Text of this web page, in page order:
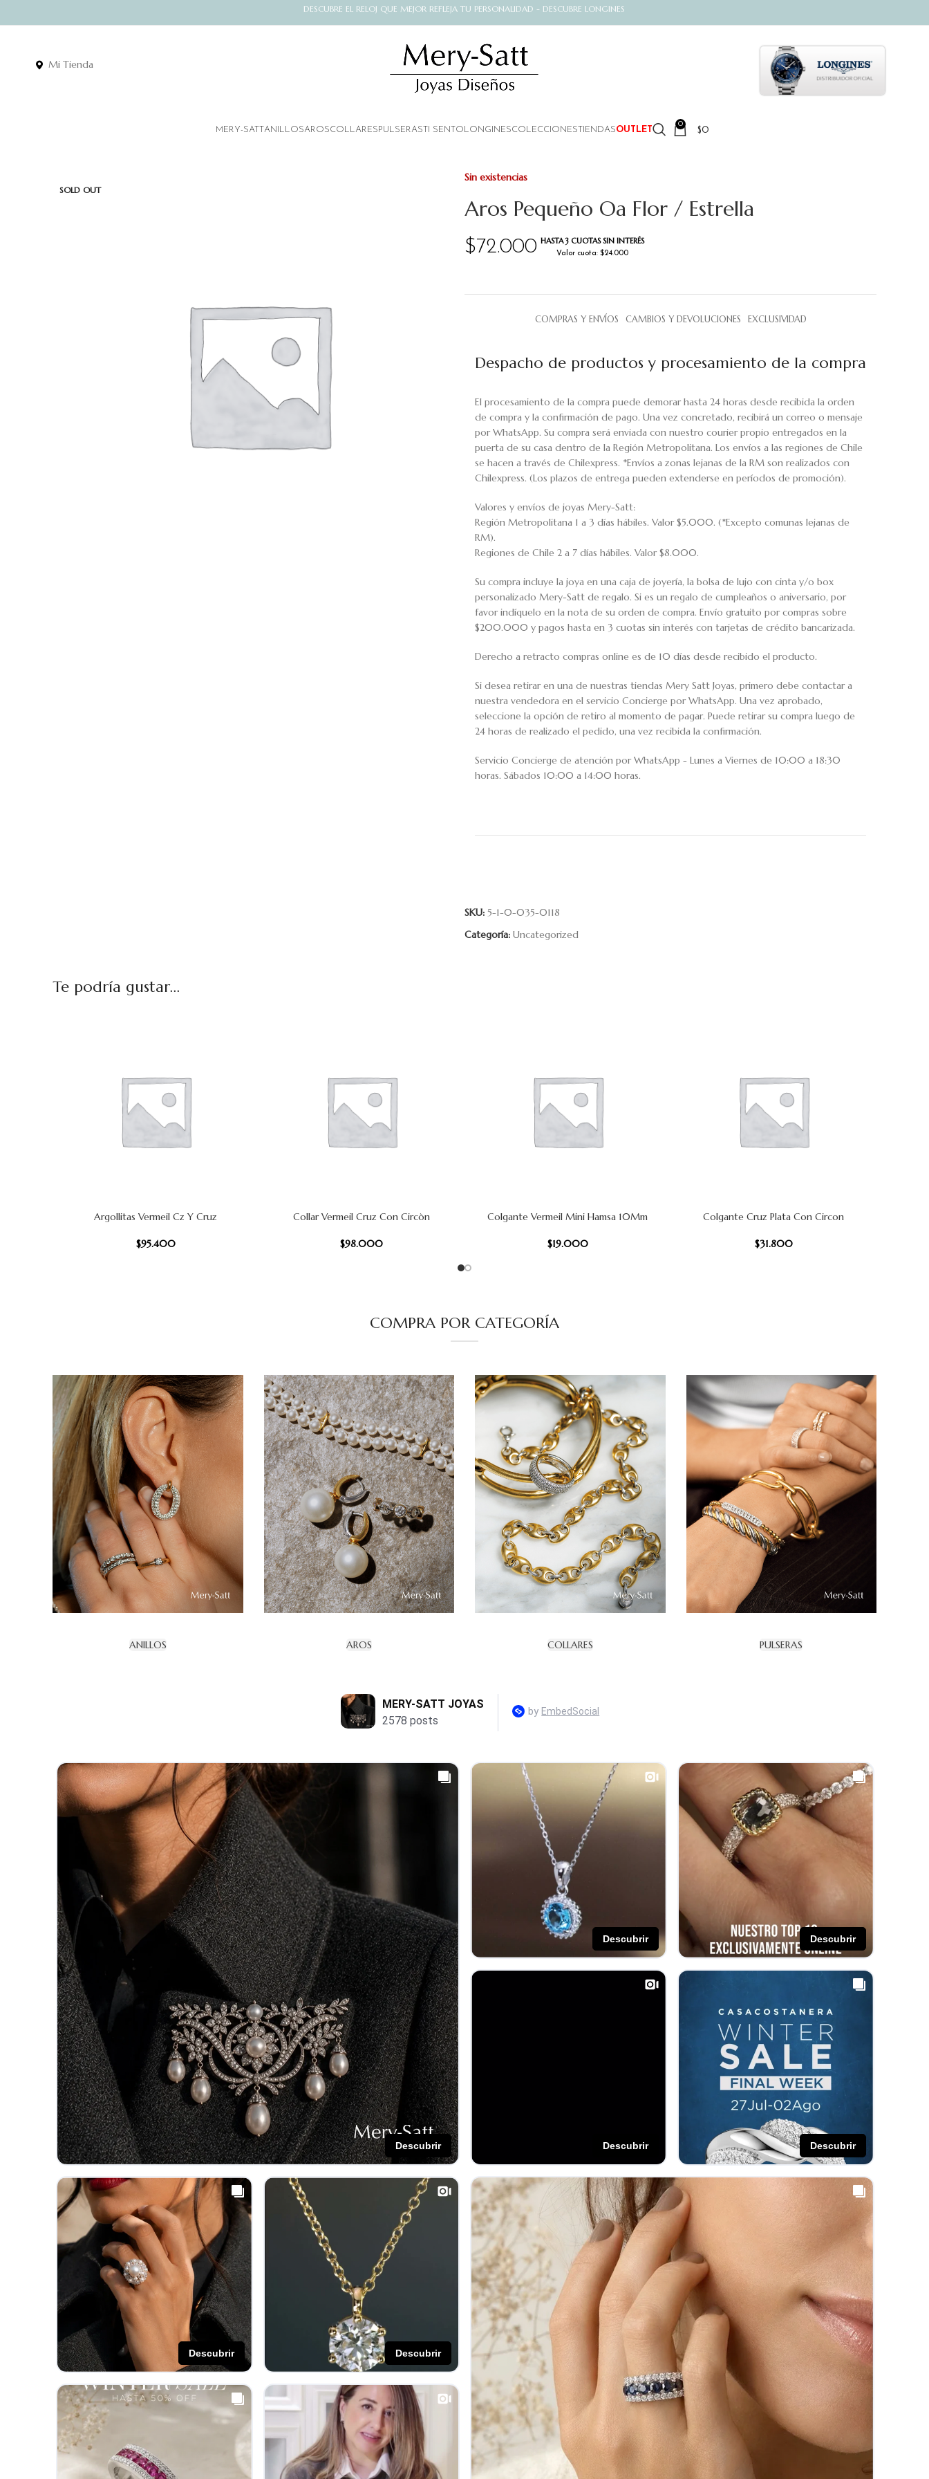
DESCUBRE EL RELOJ QUE MEJOR REFLEJA TU PERSONALIDAD - DESCUBRE LONGINES
Mi Tienda
MERY-SATTANILLOSAROSCOLLARES PULSERASTI SENTO LONGINESCOLECCIONESTIENDASOUTLET
0 $0
SOLD OUT
Aros Pequeño Oa Flor / Estrella
$72.000 HASTA 3 CUOTAS SIN INTERÉS
Valor cuota: $24.000
Sin existencias
COMPRAS Y ENVÍOS CAMBIOS Y DEVOLUCIONES EXCLUSIVIDAD
Despacho de productos y procesamiento de la compra
El procesamiento de la compra puede demorar hasta 24 horas desde recibida la orden
de compra y la confirmación de pago. Una vez concretado, recibirá un correo o mensaje
por WhatsApp. Su compra será enviada con nuestro courier propio entregados en la
puerta de su casa dentro de la Región Metropolitana. Los envíos a las regiones de Chile
se hacen a través de Chilexpress. *Envíos a zonas lejanas de la RM son realizados con
Chilexpress. (Los plazos de entrega pueden extenderse en períodos de promoción).
Valores y envíos de joyas Mery-Satt:
Región Metropolitana 1 a 3 días hábiles. Valor $5.000. (*Excepto comunas lejanas de
RM).
Regiones de Chile 2 a 7 días hábiles. Valor $8.000.
Su compra incluye la joya en una caja de joyería, la bolsa de lujo con cinta y/o box
personalizado Mery-Satt de regalo. Si es un regalo de cumpleaños o aniversario, por
favor indíquelo en la nota de su orden de compra. Envío gratuito por compras sobre
$200.000 y pagos hasta en 3 cuotas sin interés con tarjetas de crédito bancarizada.
Derecho a retracto compras online es de 10 días desde recibido el producto.
Si desea retirar en una de nuestras tiendas Mery Satt Joyas, primero debe contactar a
nuestra vendedora en el servicio Concierge por WhatsApp. Una vez aprobado,
seleccione la opción de retiro al momento de pagar. Puede retirar su compra luego de
24 horas de realizado el pedido, una vez recibida la confirmación.
Servicio Concierge de atención por WhatsApp - Lunes a Viernes de 10:00 a 18:30
horas. Sábados 10:00 a 14:00 horas.
SKU: 5-1-0-035-0118
Categoría: Uncategorized
Te podría gustar...
AÑADIR AL CARRITO
Argollitas Vermeil Cz Y Cruz
$95.400
AÑADIR AL CARRITO
Collar Vermeil Cruz Con Circòn
$98.000
AÑADIR AL CARRITO
Colgante Vermeil Mini Hamsa 10Mm
$19.000
AÑADIR AL CARRITO
Colgante Cruz Plata Con Circon
$31.800
COMPRA POR CATEGORÍA
ANILLOS AROS COLLARES PULSERAS